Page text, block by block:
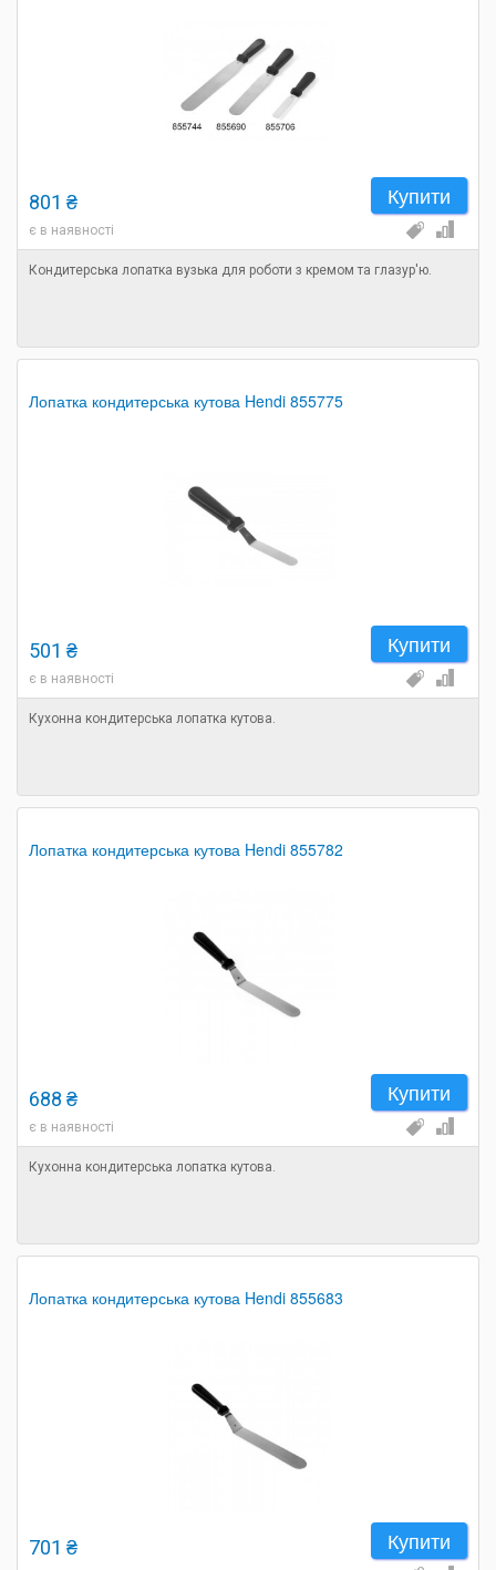
Купити
801 ₴
є в наявності
Кондитерська лопатка вузька для роботи з кремом та глазур'ю.
Лопатка кондитерська кутова Hendi 855775
Купити
501 ₴
є в наявності
Кухонна кондитерська лопатка кутова.
Лопатка кондитерська кутова Hendi 855782
Купити
688 ₴
є в наявності
Кухонна кондитерська лопатка кутова.
Лопатка кондитерська кутова Hendi 855683
Купити
701 ₴